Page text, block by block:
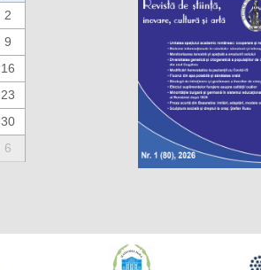
2
9
16
23
30
6